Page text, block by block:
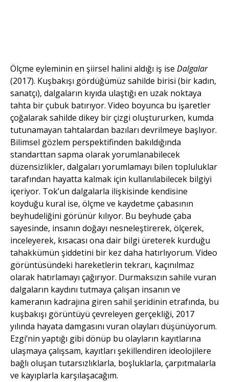
Ölçme eyleminin en şiirsel halini aldığı iş ise Dalgalar
(2017). Kuşbakışı gördüğümüz sahilde birisi (bir kadın,
sanatçı), dalgaların kıyıda ulaştığı en uzak noktaya
tahta bir çubuk batırıyor. Video boyunca bu işaretler
çoğalarak sahilde dikey bir çizgi oluştururken, kumda
tutunamayan tahtalardan bazıları devrilmeye başlıyor.
Bilimsel gözlem perspektifinden bakıldığında
standarttan sapma olarak yorumlanabilecek
düzensizlikler, dalgaları yorumlamayı bilen topluluklar
tarafından hayatta kalmak için kullanılabilecek bilgiyi
içeriyor. Tok’un dalgalarla ilişkisinde kendisine
koyduğu kural ise, ölçme ve kaydetme çabasının
beyhudeliğini görünür kılıyor. Bu beyhude çaba
sayesinde, insanın doğayı nesneleştirerek, ölçerek,
inceleyerek, kısacası ona dair bilgi üreterek kurduğu
tahakkümün şiddetini bir kez daha hatırlıyorum. Video
görüntüsündeki hareketlerin tekrarı, kaçınılmaz
olarak hatırlamayı çağırıyor. Durmaksızın sahile vuran
dalgaların kaydını tutmaya çalışan insanın ve
kameranın kadrajına giren sahil şeridinin etrafında, bu
kuşbakışı görüntüyü çevreleyen gerçekliği, 2017
yılında hayata damgasını vuran olayları düşünüyorum.
Ezgi’nin yaptığı gibi dönüp bu olayların kayıtlarına
ulaşmaya çalışsam, kayıtları şekillendiren ideolojilere
bağlı oluşan tutarsızlıklarla, boşluklarla, çarpıtmalarla
ve kayıplarla karşılaşacağım.